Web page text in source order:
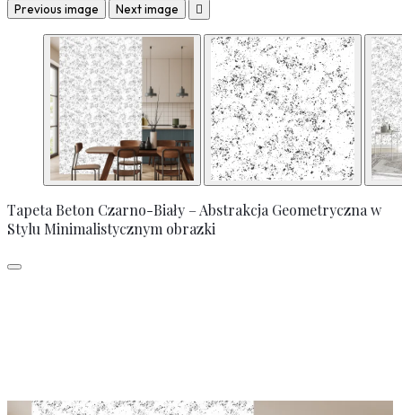
Previous image Next image 
Tapeta Beton Czarno-Biały – Abstrakcja Geometryczna w
Stylu Minimalistycznym obrazki